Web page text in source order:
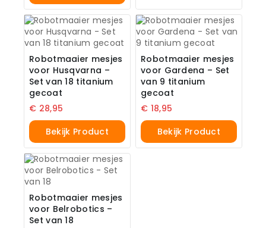
Robotmaaier mesjes
voor Husqvarna –
Set van 18 titanium
gecoat
€ 28,95
Bekijk Product
Robotmaaier mesjes
voor Gardena – Set
van 9 titanium
gecoat
€ 18,95
Bekijk Product
Robotmaaier mesjes
voor Belrobotics –
Set van 18